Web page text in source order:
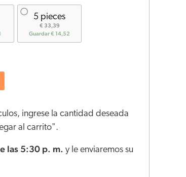
5 pieces
€ 33,39
Guardar € 14,52
ingrese la cantidad deseada
al carrito".
las 5:30 p. m. y le enviaremos su